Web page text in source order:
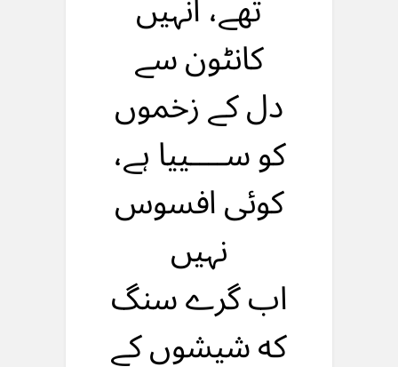
کانٹون سے
دل کے زخموں
کو ســــییا ہے،
کوئی افسوس
نہیں
اب گرے سنگ
که شیشوں کے